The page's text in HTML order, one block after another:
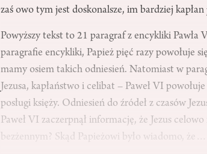
zaś owo tym jest doskonalsze, im bardziej
Powyższy tekst to 21 paragraf z encykliki Pawła
paragrafie encykliki, Papież pięć razy powołuje
mamy osiem takich odniesień. Natomiast w
Jezusa, kapłaństwo i celibat – Paweł VI
posługi księży. Odniesień do źródeł z czasów
Paweł VI zaczerpnął informację, że Jezus
bezżennym? Skąd Papieżowi było wiadomo, że…